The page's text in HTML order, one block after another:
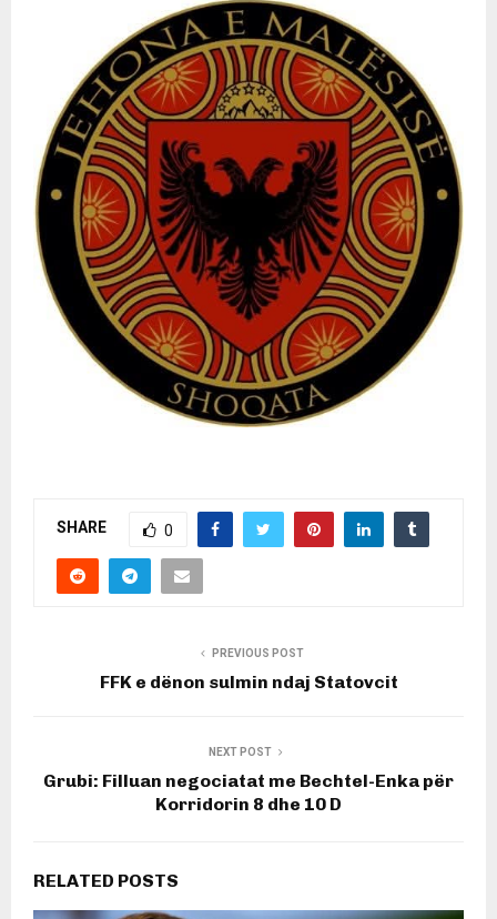
SHARE 0
PREVIOUS POST
FFK e dënon sulmin ndaj Statovcit
NEXT POST
Grubi: Filluan negociatat me Bechtel-Enka për
Korridorin 8 dhe 10 D
RELATED POSTS